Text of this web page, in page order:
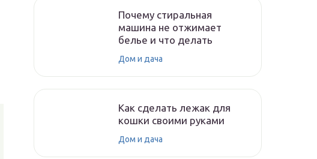
Почему стиральная
машина не отжимает
белье и что делать
Дом и дача
Как сделать лежак для
кошки своими руками
Дом и дача